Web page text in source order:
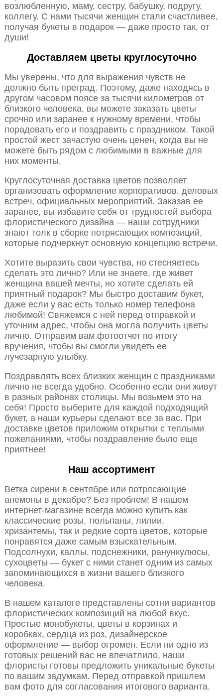
возлюбленную, маму, сестру, бабушку, подругу,
коллегу. С нами тысячи женщин стали счастливее,
получая букеты в подарок — даже просто так, от
души!
Доставляем цветы круглосуточно
Мы уверены, что для выражения чувств не
должно быть преград. Поэтому, даже находясь в
другом часовом поясе за тысячи километров от
близкого человека, вы можете заказать цветы
срочно или заранее к нужному времени, чтобы
порадовать его и поздравить с праздником. Такой
простой жест зачастую очень ценен, когда вы не
можете быть рядом с любимыми в важные для
них моменты.
Круглосуточная доставка цветов позволяет
организовать оформление корпоративов, деловых
встреч, официальных мероприятий. Заказав ее
заранее, вы избавите себя от трудностей выбора
флористического дизайна — наши сотрудники
знают толк в сборке потрясающих композиций,
которые подчеркнут основную концепцию встречи.
Хотите выразить свои чувства, но стесняетесь
сделать это лично? Или не знаете, где живет
женщина вашей мечты, но хотите сделать ей
приятный подарок? Мы быстро доставим букет,
даже если у вас есть только номер телефона
любимой! Свяжемся с ней перед отправкой и
уточним адрес, чтобы она могла получить цветы
лично. Отправим вам фотоотчет по итогу
вручения, чтобы вы смогли увидеть ее
лучезарную улыбку.
Поздравлять всех близких женщин с праздниками
лично не всегда удобно. Особенно если они живут
в разных районах столицы. Мы возьмем это на
себя! Просто выберите для каждой подходящий
букет, а наши курьеры сделают все за вас. При
доставке цветов приложим открытки с теплыми
пожеланиями, чтобы поздравление было еще
приятнее!
Наш ассортимент
Ветка сирени в сентябре или потрясающие
анемоны в декабре? Без проблем! В нашем
интернет-магазине всегда можно купить как
классические розы, тюльпаны, лилии,
хризантемы, так и редкие сорта цветов, которые
понравятся даже самым взыскательным.
Подсолнухи, каллы, подснежники, ранункулюсы,
сухоцветы — букет с ними станет одним из самых
запоминающихся в жизни вашего близкого
человека.
В нашем каталоге представлены сотни вариантов
флористических композиций на любой вкус.
Простые монобукеты, цветы в корзинах и
коробках, сердца из роз, дизайнерское
оформление — выбор огромен. Если ни одно из
готовых решений вас не впечатлило, наши
флористы готовы предложить уникальные букеты
по вашим задумкам. Перед отправкой пришлем
вам фото для согласования итогового варианта.